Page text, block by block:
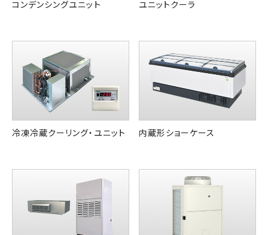
コンデンシングユニット ユニットクーラ
冷凍冷蔵クーリング・ユニット 内蔵形ショーケース